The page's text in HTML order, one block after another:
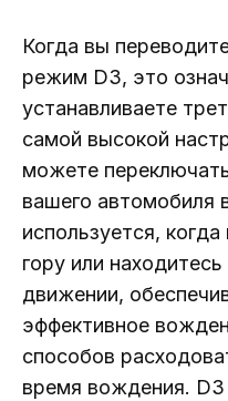
Когда вы
режим D3, это
устанавливаете
самой высокой
можете
вашего автомобиля
используется,
гору или
движении,
эффективное
способов
время вождения. D3